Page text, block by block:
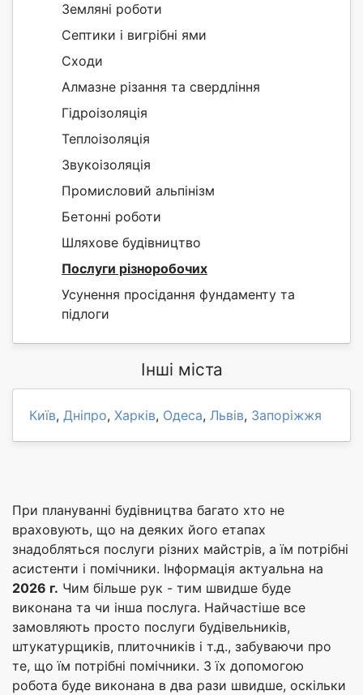
Земляні роботи
Септики і вигрібні ями
Сходи
Алмазне різання та свердління
Гідроізоляція
Теплоізоляція
Звукоізоляція
Промисловий альпінізм
Бетонні роботи
Шляхове будівництво
Послуги різноробочих
Усунення просідання фундаменту та
підлоги
Інші міста
Київ, Дніпро, Харків, Одеса, Львів, Запоріжжя
При плануванні будівництва багато хто не
враховують, що на деяких його етапах
знадобляться послуги різних майстрів, а їм потрібні
асистенти і помічники. Інформація актуальна на
2026 г. Чим більше рук - тим швидше буде
виконана та чи інша послуга. Найчастіше все
замовляють просто послуги будівельників,
штукатурщиків, плиточників і т.д., забуваючи про
те, що їм потрібні помічники. З їх допомогою
робота буде виконана в два рази швидше, оскільки